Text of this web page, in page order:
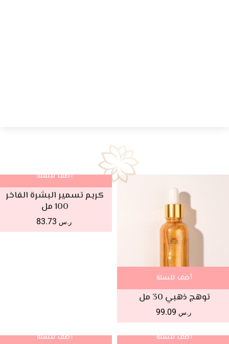
أضف للسلة
توهج ذهبي 30 مل
ر.س
أضف للسلة
كريم تسمير البشرة الفاخر
100 مل
ر.س
أضف للسلة أضف للسلة